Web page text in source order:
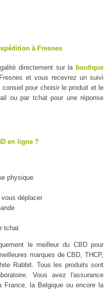
à Fresnes
directement sur la boutique
et vous recevrez un suivi
pour choisir le produit et le
ou par tchat pour une réponse
en ligne ?
physique
déplacer
tchat
le meilleur du CBD pour
marques de CBD, THCP,
Rabbit. Tous les produits sont
Vous avez l'assurance
France, la Belgique ou encore la